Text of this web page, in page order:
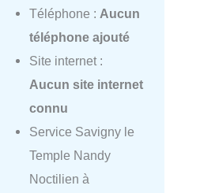
Téléphone : Aucun
téléphone ajouté
Site internet :
Aucun site internet
connu
Service Savigny le
Temple Nandy
Noctilien à